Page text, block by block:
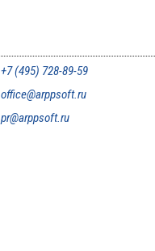
+7 (495) 728-89-59
office@arppsoft.ru
pr@arppsoft.ru